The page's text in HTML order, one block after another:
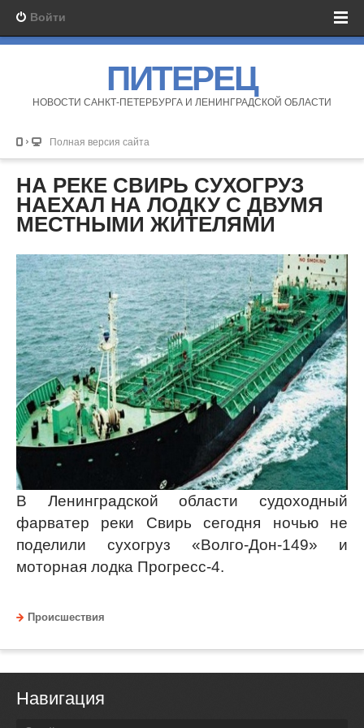
Войти
ПИТЕРЕЦ
НОВОСТИ САНКТ-ПЕТЕРБУРГА И ЛЕНИНГРАДСКОЙ ОБЛАСТИ
Полная версия сайта
НА РЕКЕ СВИРЬ СУХОГРУЗ
НАЕХАЛ НА ЛОДКУ С ДВУМЯ
МЕСТНЫМИ ЖИТЕЛЯМИ
В Ленинградской области судоходный
фарватер реки Свирь сегодня ночью не
поделили сухогруз «Волго-Дон-149» и
моторная лодка Прогресс-4.
Происшествия
Навигация